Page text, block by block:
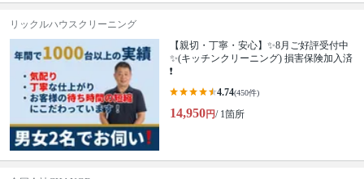
リックルハウスクリーニング
【親切・丁寧・安心】✨️8月ご好評受付中
✨️(キッチンクリーニング) 損害保険加入済
❗️
4.74(450件)
14,950円/ 1箇所